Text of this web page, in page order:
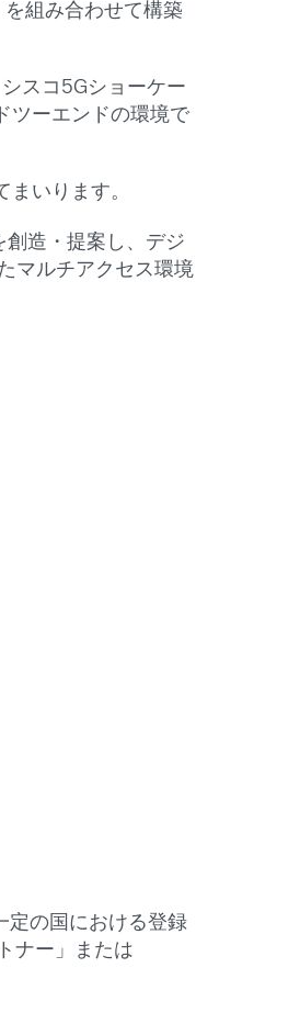
組み合わせて構築
スコ5Gショーケー
ツーエンドの環境で
いります。
造・提案し、デジ
マルチアクセス環境
定の国における登録
ナー」または